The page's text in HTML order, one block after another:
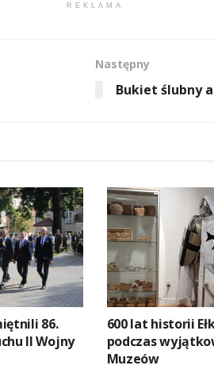
REKLAMA
Następny
Bukiet ślubny
86.
II Wojny
600 lat historii
podczas
Muzeów